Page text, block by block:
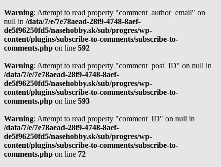
Warning: Attempt to read property "comment_author_email" on
null in /data/7/e/7e78aead-28f9-4748-8aef-
de5f96250fd5/nasehobby.sk/sub/progres/wp-
content/plugins/subscribe-to-comments/subscribe-to-
comments.php on line 592
Warning: Attempt to read property "comment_post_ID" on null in
/data/7/e/7e78aead-28f9-4748-8aef-
de5f96250fd5/nasehobby.sk/sub/progres/wp-
content/plugins/subscribe-to-comments/subscribe-to-
comments.php on line 593
Warning: Attempt to read property "comment_ID" on null in
/data/7/e/7e78aead-28f9-4748-8aef-
de5f96250fd5/nasehobby.sk/sub/progres/wp-
content/plugins/subscribe-to-comments/subscribe-to-
comments.php on line 72